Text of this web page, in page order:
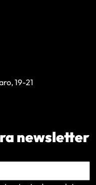
19-21
newsletter